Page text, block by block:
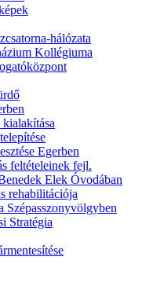
hálózata
Kollégiuma
Egerben
feltételeinek fejl.
Elek Óvodában
rehabilitációja
Szépasszonyvölgyben
Stratégia